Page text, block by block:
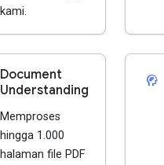
kami.
Document
Understanding
Memproses
hingga 1.000
halaman file PDF
cognition_2